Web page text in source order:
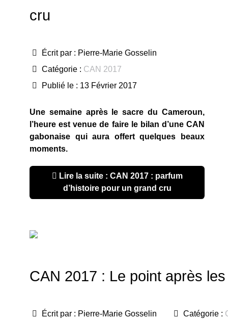
cru
Écrit par : Pierre-Marie Gosselin
Catégorie : CAN 2017
Publié le : 13 Février 2017
Une semaine après le sacre du Cameroun,
l’heure est venue de faire le bilan d’une CAN
gabonaise qui aura offert quelques beaux
moments.
Lire la suite : CAN 2017 : parfum
d’histoire pour un grand cru
CAN 2017 : Le point après
Écrit par : Pierre-Marie Gosselin Catégorie :